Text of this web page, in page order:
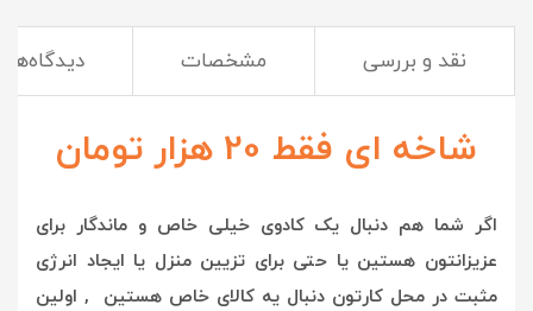
نقد و بررسی مشخصات دیدگاه‌ها
شاخه ای فقط 20 هزار تومان
اگر شما هم دنبال یک کادوی خیلی خاص و ماندگار برای
عزیزانتون هستین یا حتی برای تزیین منزل یا ایجاد انرژی
مثبت در محل کارتون دنبال یه کالای خاص هستین , اولین